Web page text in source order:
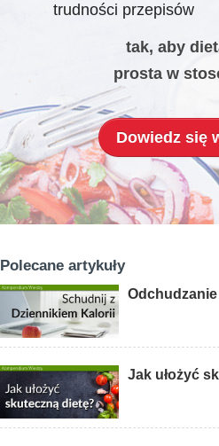
trudności przepisów
tak, aby
prosta w
Dowiedz się
Polecane artykuły
Jak ułożyć